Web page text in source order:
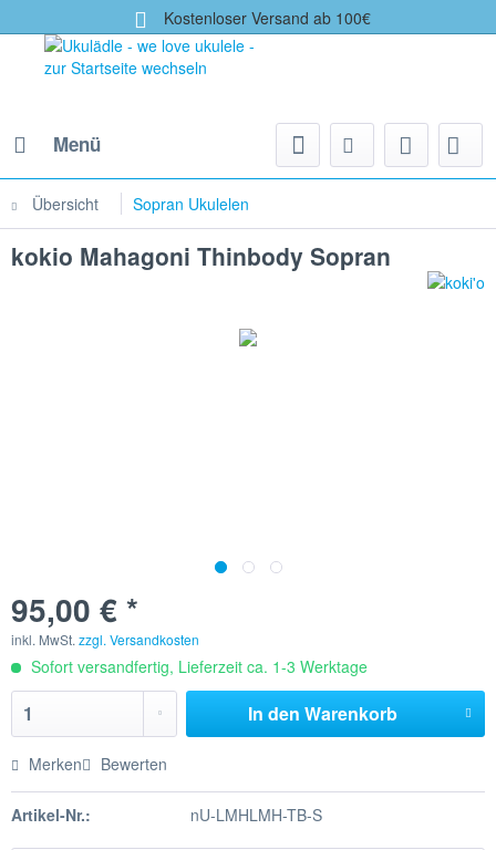
Kostenloser Versand ab 100€
Menü
Übersicht Sopran Ukulelen
kokio Mahagoni Thinbody Sopran
95,00 € *
inkl. MwSt. zzgl. Versandkosten
Sofort versandfertig, Lieferzeit ca. 1-3 Werktage
In den Warenkorb
Merken Bewerten
Artikel-Nr.: nU-LMHLMH-TB-S